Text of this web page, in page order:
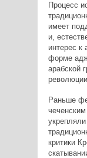
Процесс
имеет
и,
интерес к
форме
арабской
Раньше
критики